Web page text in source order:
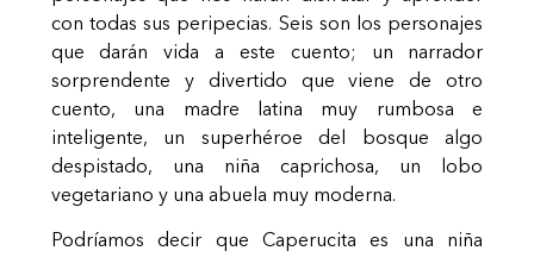
con todas sus peripecias. Seis son los personajes
que darán vida a este cuento; un narrador
sorprendente y divertido que viene de otro
cuento, una madre latina muy rumbosa e
inteligente, un superhéroe del bosque algo
despistado, una niña caprichosa, un lobo
vegetariano y una abuela muy moderna.
Podríamos decir que Caperucita es una niña